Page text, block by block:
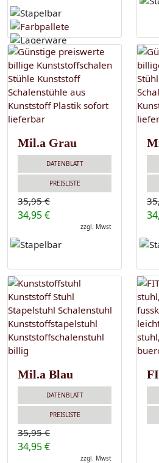
Mil.a Grau
DATENBLATT
PREISLISTE
35,95 €
34,95 €
zzgl. Mwst
Mil.a Blau
DATENBLATT
PREISLISTE
35,95 €
34,95 €
zzgl. Mwst